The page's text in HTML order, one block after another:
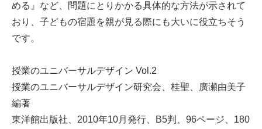
める』など、問題にとりかかる具体的な方法が示されて
おり、子どもの宿題を親が見る際にも大いに役立ちそう
です。
授業のユニバーサルデザイン Vol.2
授業のユニバーサルデザイン研究会、桂聖、廣瀬由美子
編著
東洋館出版社、2010年10月発行、B5判、96ページ、180